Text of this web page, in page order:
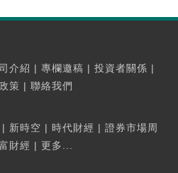
介紹 | 專欄邀稿 | 投資者關係 |
策 | 聯絡我們
| 新時空 | 時代財經 | 證券市場周
財經 | 更多...